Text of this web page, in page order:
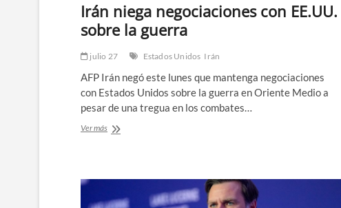
Irán niega negociaciones con EE.UU.
sobre la guerra
julio 27 Estados Unidos Irán
AFP Irán negó este lunes que mantenga negociaciones
con Estados Unidos sobre la guerra en Oriente Medio a
pesar de una tregua en los combates…
Ver másIrán
EE.UU.
la